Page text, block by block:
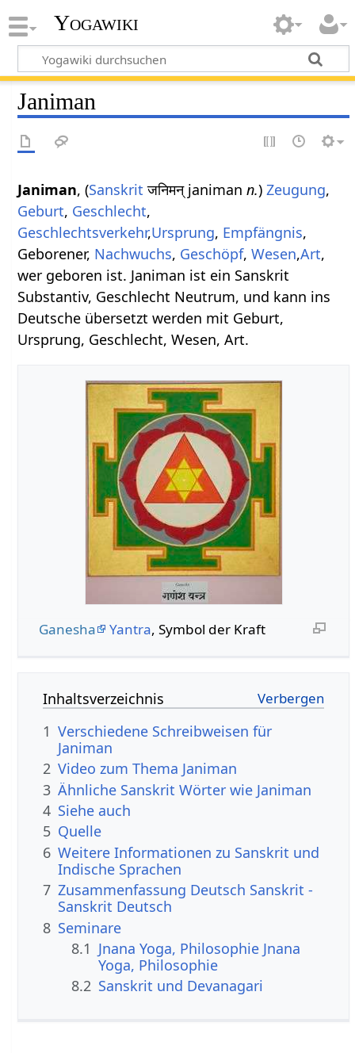
Yogawiki
Janiman
Janiman, (Sanskrit जनिमन् janimann.)Zeugung,
Geburt, Geschlecht,
Geschlechtsverkehr,Ursprung, Empfängnis,
Geborener, Nachwuchs, Geschöpf,Wesen,Art,
wer geboren ist. Janiman ist ein Sanskrit
Substantiv, Geschlecht Neutrum, und kann ins
Deutsche übersetzt werden mit Geburt,
Ursprung, Geschlecht, Wesen, Art.
Ganesha Yantra, Symbol der Kraft
Inhaltsverzeichnis
1 Verschiedene Schreibweisen für
Janiman
2 Video zum Thema Janiman
3 Ähnliche Sanskrit Wörter wie Janiman
4 Siehe auch
5 Quelle
6 Weitere Informationen zu Sanskrit und
Indische Sprachen
7 Zusammenfassung Deutsch Sanskrit -
Sanskrit Deutsch
8 Seminare
8.1 Jnana Yoga, Philosophie Jnana
Yoga, Philosophie
8.2 Sanskrit und Devanagari